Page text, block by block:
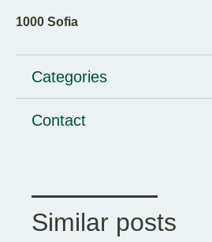
1000 Sofia
Categories
Contact
Similar posts